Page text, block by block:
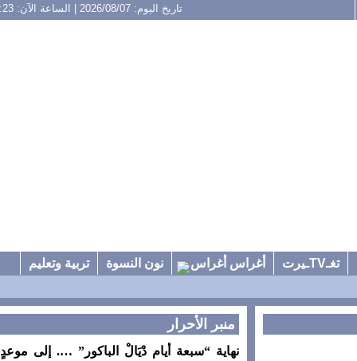
تاريخ اليوم: 2026/08/07 | الساعة الآن: 16:23
أغراس أغراس نون النسوة تربية وتعليم
منبر الأحرار
نهاية “سبعة أيام دْيَالْ الباكور” …. إلى موعدٍ